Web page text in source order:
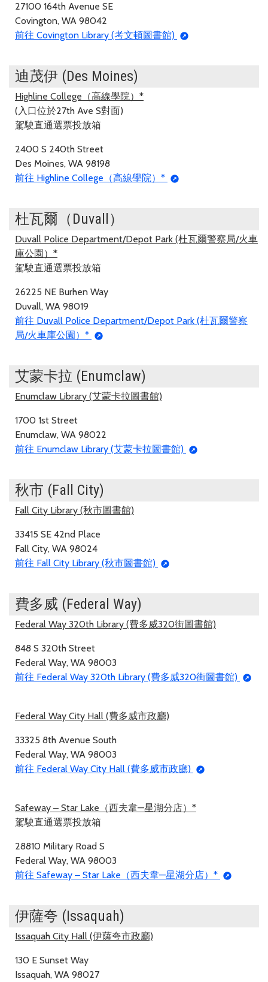
27100 164th Avenue SE
Covington, WA 98042
前往 Covington Library (考文頓圖書館)
迪茂伊 (Des Moines)
Highline College（高線學院）*
(入口位於27th Ave S對面)
駕駛直通選票投放箱
2400 S 240th Street
Des Moines, WA 98198
前往 Highline College（高線學院）*
杜瓦爾（Duvall）
Duvall Police Department/Depot Park (杜瓦爾警察局/火車
庫公園）*
駕駛直通選票投放箱
26225 NE Burhen Way
Duvall, WA 98019
前往 Duvall Police Department/Depot Park (杜瓦爾警察
局/火車庫公園）*
艾蒙卡拉 (Enumclaw)
Enumclaw Library (艾蒙卡拉圖書館)
1700 1st Street
Enumclaw, WA 98022
前往 Enumclaw Library (艾蒙卡拉圖書館)
秋市 (Fall City)
Fall City Library (秋市圖書館)
33415 SE 42nd Place
Fall City, WA 98024
前往 Fall City Library (秋市圖書館)
費多威 (Federal Way)
Federal Way 320th Library (費多威320街圖書館)
848 S 320th Street
Federal Way, WA 98003
前往 Federal Way 320th Library (費多威320街圖書館)
Federal Way City Hall (費多威市政廳)
33325 8th Avenue South
Federal Way, WA 98003
前往 Federal Way City Hall (費多威市政廳)
Safeway ‒ Star Lake（西夫韋—星湖分店）*
駕駛直通選票投放箱
28810 Military Road S
Federal Way, WA 98003
前往 Safeway ‒ Star Lake（西夫韋—星湖分店）*
伊薩夸 (Issaquah)
Issaquah City Hall (伊薩夸市政廳)
130 E Sunset Way
Issaquah, WA 98027